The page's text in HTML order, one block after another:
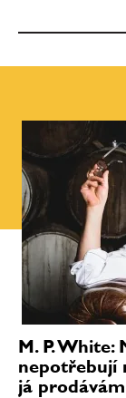
M. P.
nepotřebují
já